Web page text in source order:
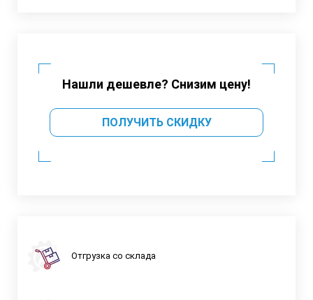
Нашли дешевле? Снизим цену!
ПОЛУЧИТЬ СКИДКУ
Отгрузка со склада